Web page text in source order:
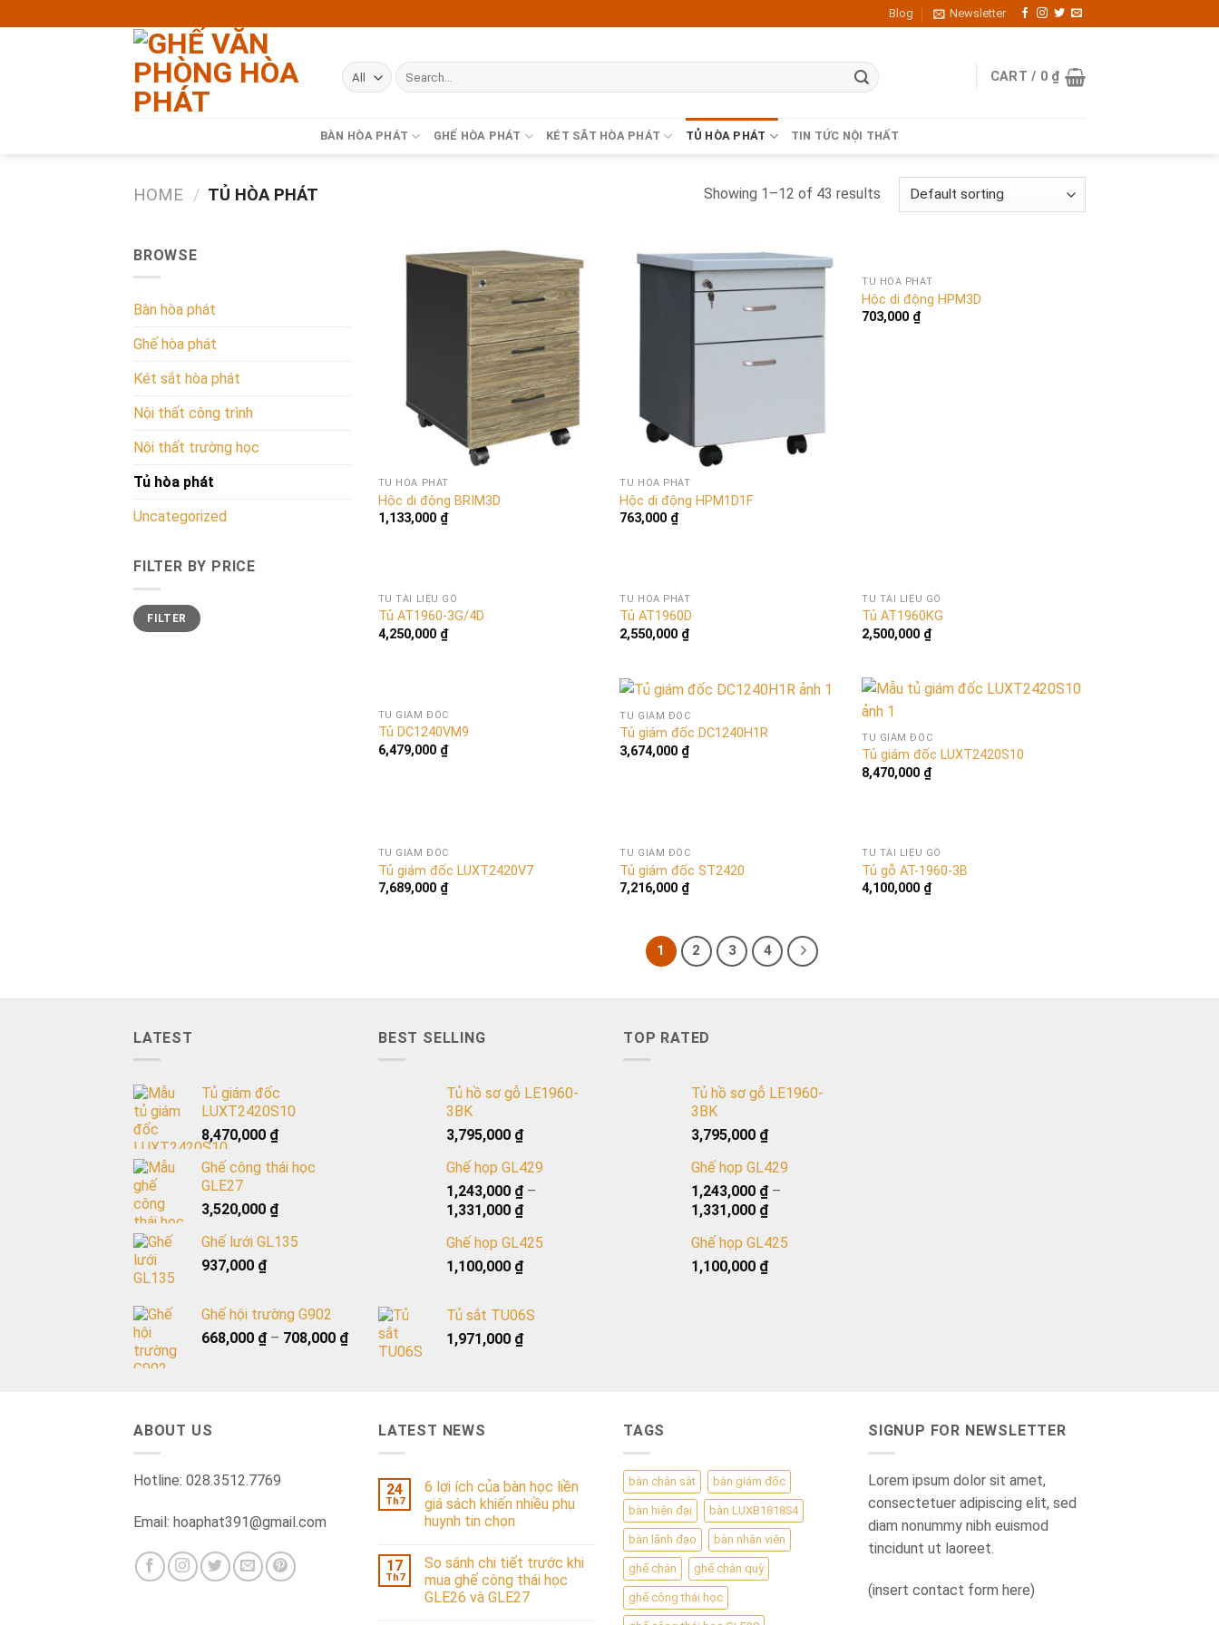
to
Blog Newsletter
CART / 0 ₫
BÀN HÒA PHÁT GHẾ HÒA PHÁT KÉT SẮT HÒA PHÁT TỦ HÒA PHÁT TIN TỨC NỘI THẤT
HOME / TỦ HÒA PHÁT Showing 1–12 of 43 results
BROWSE
Bàn hòa phát
Ghế hòa phát
Két sắt hòa phát
Nội thất công trình
Nội thất trường học
Tủ hòa phát
Uncategorized
FILTER BY PRICE
FILTER
TỦ HÒA PHÁT
Hộc di động BRIM3D
1,133,000 ₫
TỦ HÒA PHÁT
Hộc di động HPM1D1F
763,000 ₫
TỦ HÒA PHÁT
Hộc di động HPM3D
703,000 ₫
TỦ TÀI LIỆU GỖ
Tủ AT1960-3G/4D
4,250,000 ₫
TỦ HÒA PHÁT
Tủ AT1960D
2,550,000 ₫
TỦ TÀI LIỆU GỖ
Tủ AT1960KG
2,500,000 ₫
TỦ GIÁM ĐỐC
Tủ DC1240VM9
6,479,000 ₫
TỦ GIÁM ĐỐC
Tủ giám đốc DC1240H1R
3,674,000 ₫
TỦ GIÁM ĐỐC
Tủ giám đốc LUXT2420S10
8,470,000 ₫
TỦ GIÁM ĐỐC
Tủ giám đốc LUXT2420V7
7,689,000 ₫
TỦ GIÁM ĐỐC
Tủ giám đốc ST2420
7,216,000 ₫
TỦ TÀI LIỆU GỖ
Tủ gỗ AT-1960-3B
4,100,000 ₫
1 2 3 4
LATEST
Tủ giám đốc
LUXT2420S10
8,470,000 ₫
Ghế công thái học
GLE27
3,520,000 ₫
Ghế lưới GL135
937,000 ₫
Ghế hội trường G902
668,000 ₫– 708,000 ₫
BEST SELLING
Tủ hồ sơ gỗ LE1960-
3BK
3,795,000 ₫
Ghế họp GL429
1,243,000 ₫–
1,331,000 ₫
Ghế họp GL425
1,100,000 ₫
Tủ sắt TU06S
1,971,000 ₫
TOP RATED
Tủ hồ sơ gỗ LE1960-
3BK
3,795,000 ₫
Ghế họp GL429
1,243,000 ₫–
1,331,000 ₫
Ghế họp GL425
1,100,000 ₫
ABOUT US
Hotline: 028.3512.7769
Email: hoaphat391@gmail.com
LATEST NEWS
24
Th7
6 lợi ích của bàn học liền
giá sách khiến nhiều phụ
huynh tin chọn
17
Th7
So sánh chi tiết trước khi
mua ghế công thái học
GLE26 và GLE27
TAGS
bàn chân sắt bàn giám đốc
bàn hiện đại bàn LUXB1818S4
bàn lãnh đạo bàn nhân viên
ghế chân ghế chân quỳ
ghế công thái học
SIGNUP FOR NEWSLETTER
Lorem ipsum dolor sit amet,
consectetuer adipiscing elit, sed
diam nonummy nibh euismod
tincidunt ut laoreet.
(insert contact form here)